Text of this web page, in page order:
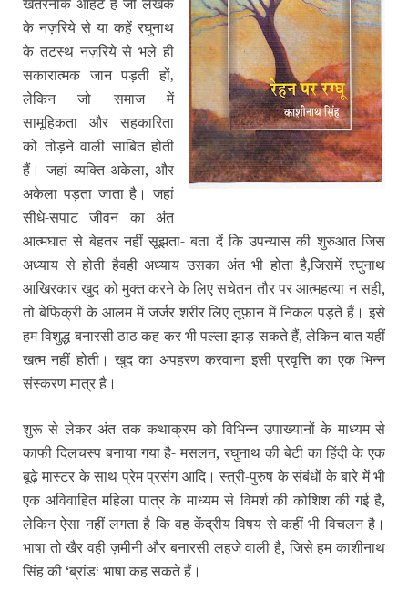
के नज़रिये से या कहें रघुनाथ
के तटस्थ नज़रिये से भले ही
सकारात्मक जान पड़ती हों,
लेकिन जो समाज में
सामूहिकता और सहकारिता
को तोड़ने वाली साबित होती
हैं। जहां व्यक्ति अकेला, और
अकेला पड़ता जाता है। जहां
सीधे-सपाट जीवन का अंत
आत्मघात से बेहतर नहीं सूझता- बता दें कि उपन्यास की शुरुआत जिस
अध्याय से होती हैवही अध्याय उसका अंत भी होता है,जिसमें रघुनाथ
आखिरकार खुद को मुक्त करने के लिए सचेतन तौर पर आत्महत्या न सही,
तो बेफिक्री के आलम में जर्जर शरीर लिए तूफान में निकल पड़ते हैं। इसे
हम विशुद्ध बनारसी ठाठ कह कर भी पल्ला झाड़ सकते हैं, लेकिन बात यहीं
खत्म नहीं होती। खुद का अपहरण करवाना इसी प्रवृत्ति का एक भिन्न
संस्करण मात्र है।
शुरू से लेकर अंत तक कथाक्रम को विभिन्न उपाख्यानों के माध्यम से
काफी दिलचस्प बनाया गया है- मसलन, रघुनाथ की बेटी का हिंदी के एक
बूढ़े मास्टर के साथ प्रेम प्रसंग आदि। स्त्री-पुरुष के संबंधों के बारे में भी
एक अविवाहित महिला पात्र के माध्यम से विमर्श की कोशिश की गई है,
लेकिन ऐसा नहीं लगता है कि वह केंद्रीय विषय से कहीं भी विचलन है।
भाषा तो खैर वही ज़मीनी और बनारसी लहजे वाली है, जिसे हम काशीनाथ
सिंह की ‘ब्रांड‘ भाषा कह सकते हैं।